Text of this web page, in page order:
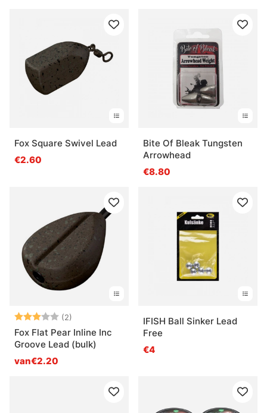
Fox Square Swivel Lead
€2.60
Bite Of Bleak Tungsten
Arrowhead
€8.80
Beoordeling:
(2)
Fox Flat Pear Inline Inc
Groove Lead (bulk)
van€2.20
IFISH Ball Sinker Lead
Free
€4